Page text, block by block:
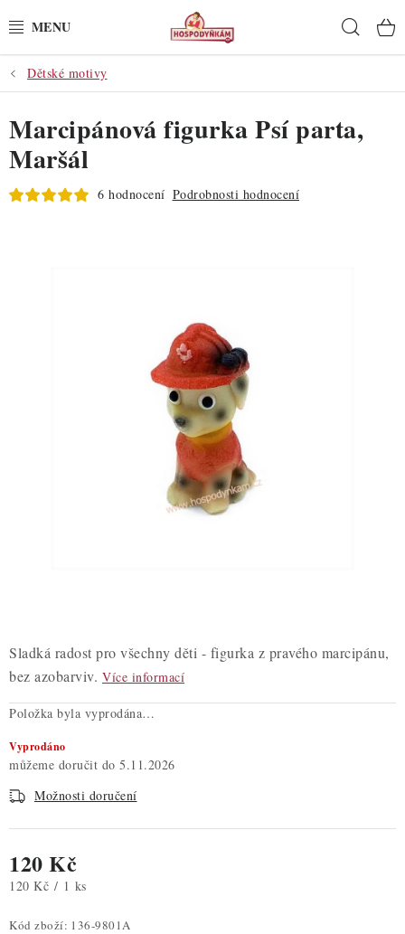
na
POTŘEBY
POMŮCKY
SUROVINY
TÉMATICKÉ PRODUKTY
Hodnocení obchodu
Blog
Podmínky ochrany osobních údajů
Dětské motivy
Sladká radost pro všechny děti - figurka z pravého marcipánu,
bez azobarviv. Více informací
Položka byla vyprodána…
Vyprodáno
5.11.2026
Možnosti doručení
120 Kč
Měrná cena:
120 Kč / 1 ks
Kód zboží: 136-9801A
Marcipánová figurka Psí parta,
Maršál
6 hodnocení Podrobnosti hodnocení